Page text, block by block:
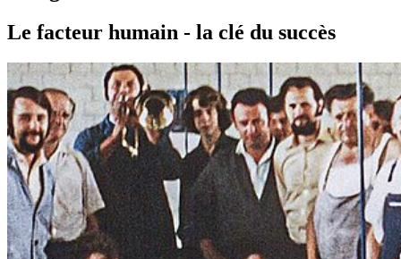
Le facteur humain - la clé du succès